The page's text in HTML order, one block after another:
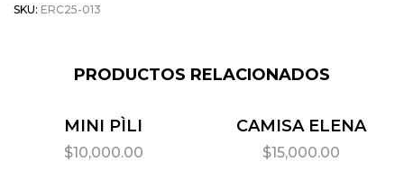
SKU: ERC25-013
PRODUCTOS RELACIONADOS
MINI PÌLI
$10,000.00
CAMISA ELENA
$15,000.00